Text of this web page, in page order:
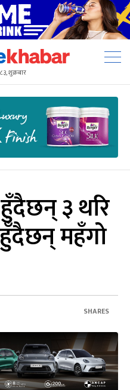
शुक्रबार
३ थरि
महँगो
SHARES